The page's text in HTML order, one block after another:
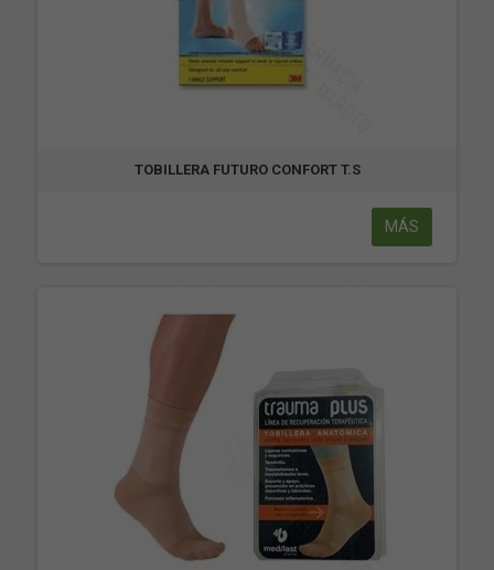
TOBILLERA FUTURO CONFORT T.S
MÁS